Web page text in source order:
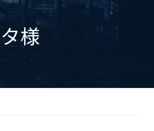
様